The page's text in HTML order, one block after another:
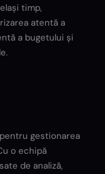
timp,
atentă a
a bugetului și
gestionarea
o echipă
de analiză,